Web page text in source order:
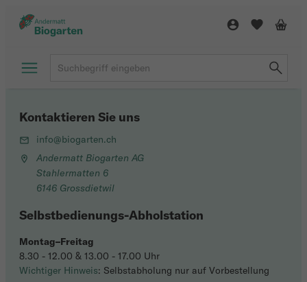
Kontaktieren Sie uns
info@biogarten.ch
Andermatt Biogarten AG
Stahlermatten 6
6146 Grossdietwil
Selbstbedienungs-Abholstation
Montag–Freitag
8.30 - 12.00 & 13.00 - 17.00 Uhr
Wichtiger Hinweis: Selbstabholung nur auf Vorbestellung